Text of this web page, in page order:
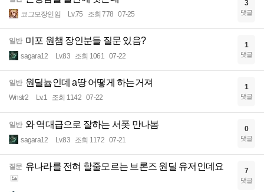
코그모장인임 Lv.75 조회 778 07-25
3
댓글
일반 미포 원챔 장인분들 질문 있음?
sagara12 Lv.83 조회 1061 07-22
1
댓글
일반 원딜늅인데 a땅 어떻게 하는거져
Wnstr2 Lv.1 조회 1142 07-22
1
댓글
일반 와 역대급으로 잘하는 서폿 만나봄
sagara12 Lv.83 조회 1172 07-21
0
댓글
질문 유나라를 전혀 할줄모르는 브론즈 원딜 유저인데요 7
댓글